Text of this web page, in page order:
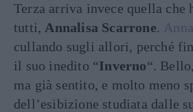
Terza arriva invece quella che
tutti, Annalisa Scarrone.
cullando sugli allori, perché
il suo inedito “Inverno“.
ma già sentito, e molto meno
dell’esibizione studiata dalle